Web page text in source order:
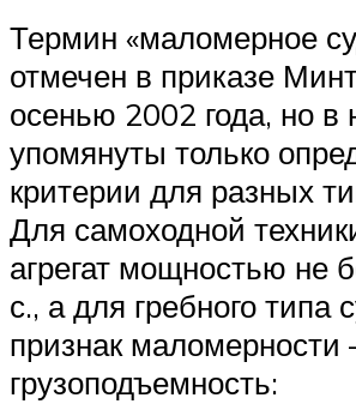
Термин «маломерное
отмечен в приказе
осенью 2002 года, но в
упомянуты только
критерии для разных
Для самоходной
агрегат мощностью не
с., а для гребного типа
признак маломерности
грузоподъемность: